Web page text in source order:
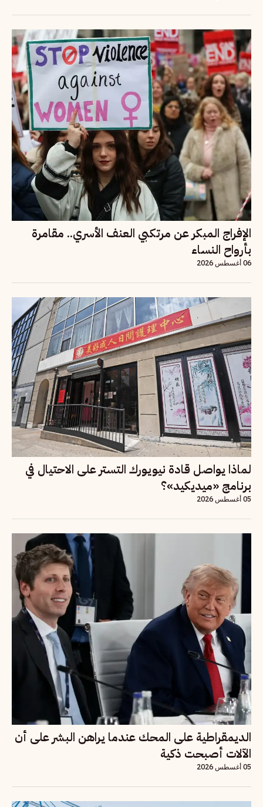
الإفراج المبكر عن مرتكبي العنف الأسري.. مقامرة
بأرواح النساء
06 أغسطس 2026
لماذا يواصل قادة نيويورك التستر على الاحتيال في
برنامج «ميديكيد»؟
05 أغسطس 2026
الديمقراطية على المحك عندما يراهن البشر على أن
الآلات أصبحت ذكية
05 أغسطس 2026